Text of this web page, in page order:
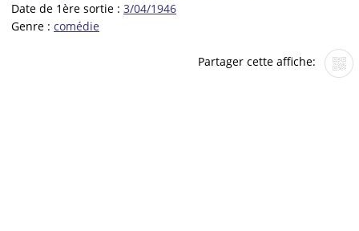
Date de 1ère sortie : 3/04/1946
Genre : comédie
Partager cette affiche: